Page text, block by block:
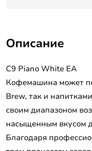
Описание
C9 Piano White EA
Кофемашина может
Brew, так и
своим диапазоном
насыщенным вкусом
Благодаря